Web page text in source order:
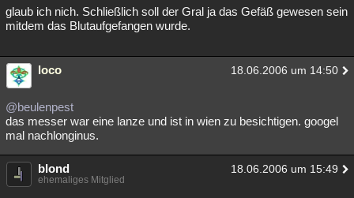
glaub ich nich. Schließlich soll der Gral ja das Gefäß gewesen sein
mitdem das Blutaufgefangen wurde.
loco 18.06.2006 um 14:50
@beulenpest
das messer war eine lanze und ist in wien zu besichtigen. googel
mal nachlonginus.
blond 18.06.2006 um 15:49
ehemaliges Mitglied